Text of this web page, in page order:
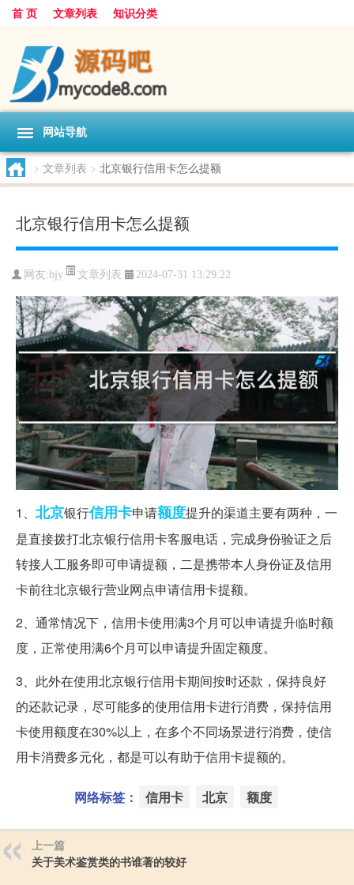
首 页 文章列表 知识分类
网站导航
> 文章列表 > 北京银行信用卡怎么提额
北京银行信用卡怎么提额
网友:bjy 文章列表 2024-07-31 13:29:22
1、 北京银行信用卡申请额度提升的渠道主要有两种，一
是直接拨打北京银行信用卡客服电话，完成身份验证之后
转接人工服务即可申请提额，二是携带本人身份证及信用
卡前往北京银行营业网点申请信用卡提额。
2、通常情况下，信用卡使用满3个月可以申请提升临时额
度，正常使用满6个月可以申请提升固定额度。
3、此外在使用北京银行信用卡期间按时还款，保持良好
的还款记录，尽可能多的使用信用卡进行消费，保持信用
卡使用额度在30%以上，在多个不同场景进行消费，使信
用卡消费多元化，都是可以有助于信用卡提额的。
网络标签： 信用卡 北京 额度
上一篇
关于美术鉴赏类的书谁著的较好